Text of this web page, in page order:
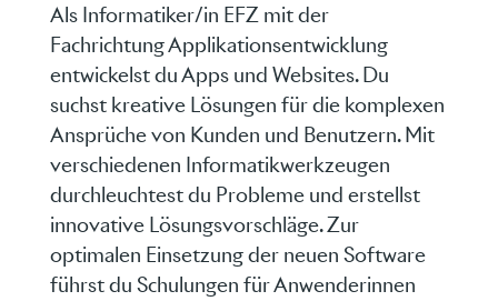
Als Informatiker/in EFZ mit der
Fachrichtung Applikationsentwicklung
entwickelst du Apps und Websites. Du
suchst kreative Lösungen für die komplexen
Ansprüche von Kunden und Benutzern.Mit
verschiedenen Informatikwerkzeugen
durchleuchtest du Probleme und erstellst
innovative Lösungsvorschläge. Zur
optimalen Einsetzung der neuen Software
führst du Schulungen für Anwenderinnen